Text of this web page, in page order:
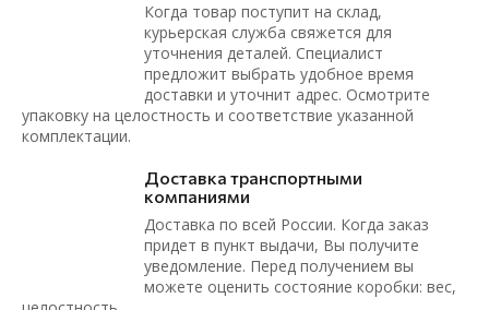
Когда товар поступит на склад,
курьерская служба свяжется для
уточнения деталей. Специалист
предложит выбрать удобное время
доставки и уточнит адрес. Осмотрите
упаковку на целостность и соответствие указанной
комплектации.
Доставка транспортными
компаниями
Доставка по всей России. Когда заказ
придет в пункт выдачи, Вы получите
уведомление. Перед получением вы
можете оценить состояние коробки: вес,